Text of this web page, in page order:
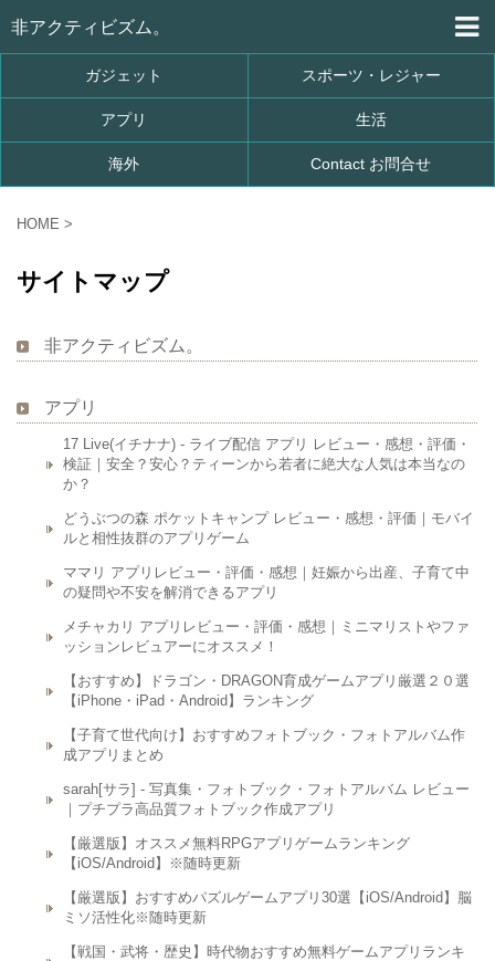
非アクティビズム。
ガジェット スポーツ・レジャー
アプリ 生活
海外 Contact お問合せ
HOME >
サイトマップ
非アクティビズム。
アプリ
17 Live(イチナナ) - ライブ配信 アプリ レビュー・感想・評価・
検証｜安全？安心？ティーンから若者に絶大な人気は本当なの
か？
どうぶつの森 ポケットキャンプ レビュー・感想・評価｜モバイ
ルと相性抜群のアプリゲーム
ママリ アプリレビュー・評価・感想｜妊娠から出産、子育て中
の疑問や不安を解消できるアプリ
メチャカリ アプリレビュー・評価・感想｜ミニマリストやファ
ッションレビュアーにオススメ！
【おすすめ】ドラゴン・DRAGON育成ゲームアプリ厳選２０選
【iPhone・iPad・Android】ランキング
【子育て世代向け】おすすめフォトブック・フォトアルバム作
成アプリまとめ
sarah[サラ] - 写真集・フォトブック・フォトアルバム レビュー
｜プチプラ高品質フォトブック作成アプリ
【厳選版】オススメ無料RPGアプリゲームランキング
【iOS/Android】※随時更新
【厳選版】おすすめパズルゲームアプリ30選【iOS/Android】脳
ミソ活性化※随時更新
【戦国・武将・歴史】時代物おすすめ無料ゲームアプリランキ